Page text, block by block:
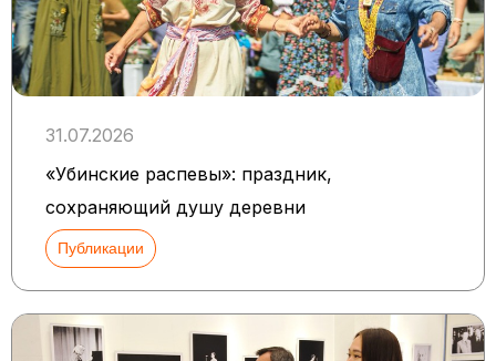
31.07.2026
«Убинские распевы»: праздник,
сохраняющий душу деревни
Публикации